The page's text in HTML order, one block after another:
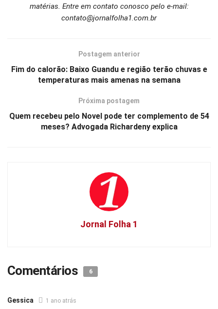
matérias. Entre em contato conosco pelo e-mail:
contato@jornalfolha1.com.br
Postagem anterior
Fim do calorão: Baixo Guandu e região terão chuvas e
temperaturas mais amenas na semana
Próxima postagem
Quem recebeu pelo Novel pode ter complemento de 54
meses? Advogada Richardeny explica
Jornal Folha 1
Comentários 6
Gessica 1 ano atrás